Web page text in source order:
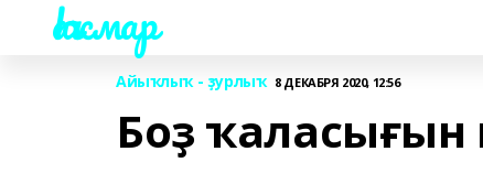
Һаҡмар
Айыҡлыҡ - ҙурлыҡ 8 ДЕКАБРЯ 2020, 12:56
Боҙ ҡаласығын